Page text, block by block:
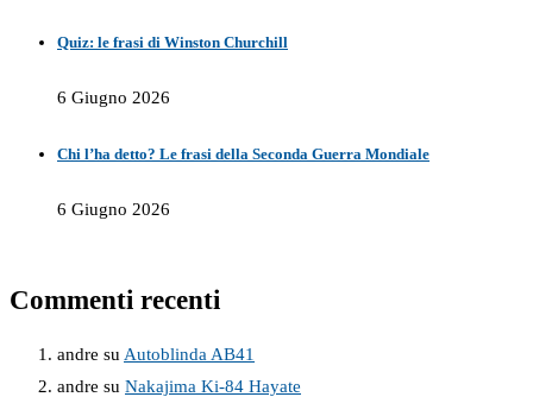
Quiz: le frasi di Winston Churchill
6 Giugno 2026
Chi l’ha detto? Le frasi della Seconda Guerra Mondiale
6 Giugno 2026
Commenti recenti
andre su Autoblinda AB41
andre su Nakajima Ki-84 Hayate